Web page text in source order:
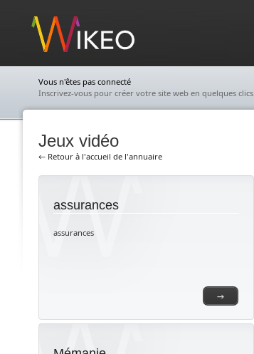
Vous n'êtes pas connecté
Inscrivez-vous pour créer votre site web en quelques clics
Jeux vidéo
← Retour à l'accueil de l'annuaire
→
assurances
assurances